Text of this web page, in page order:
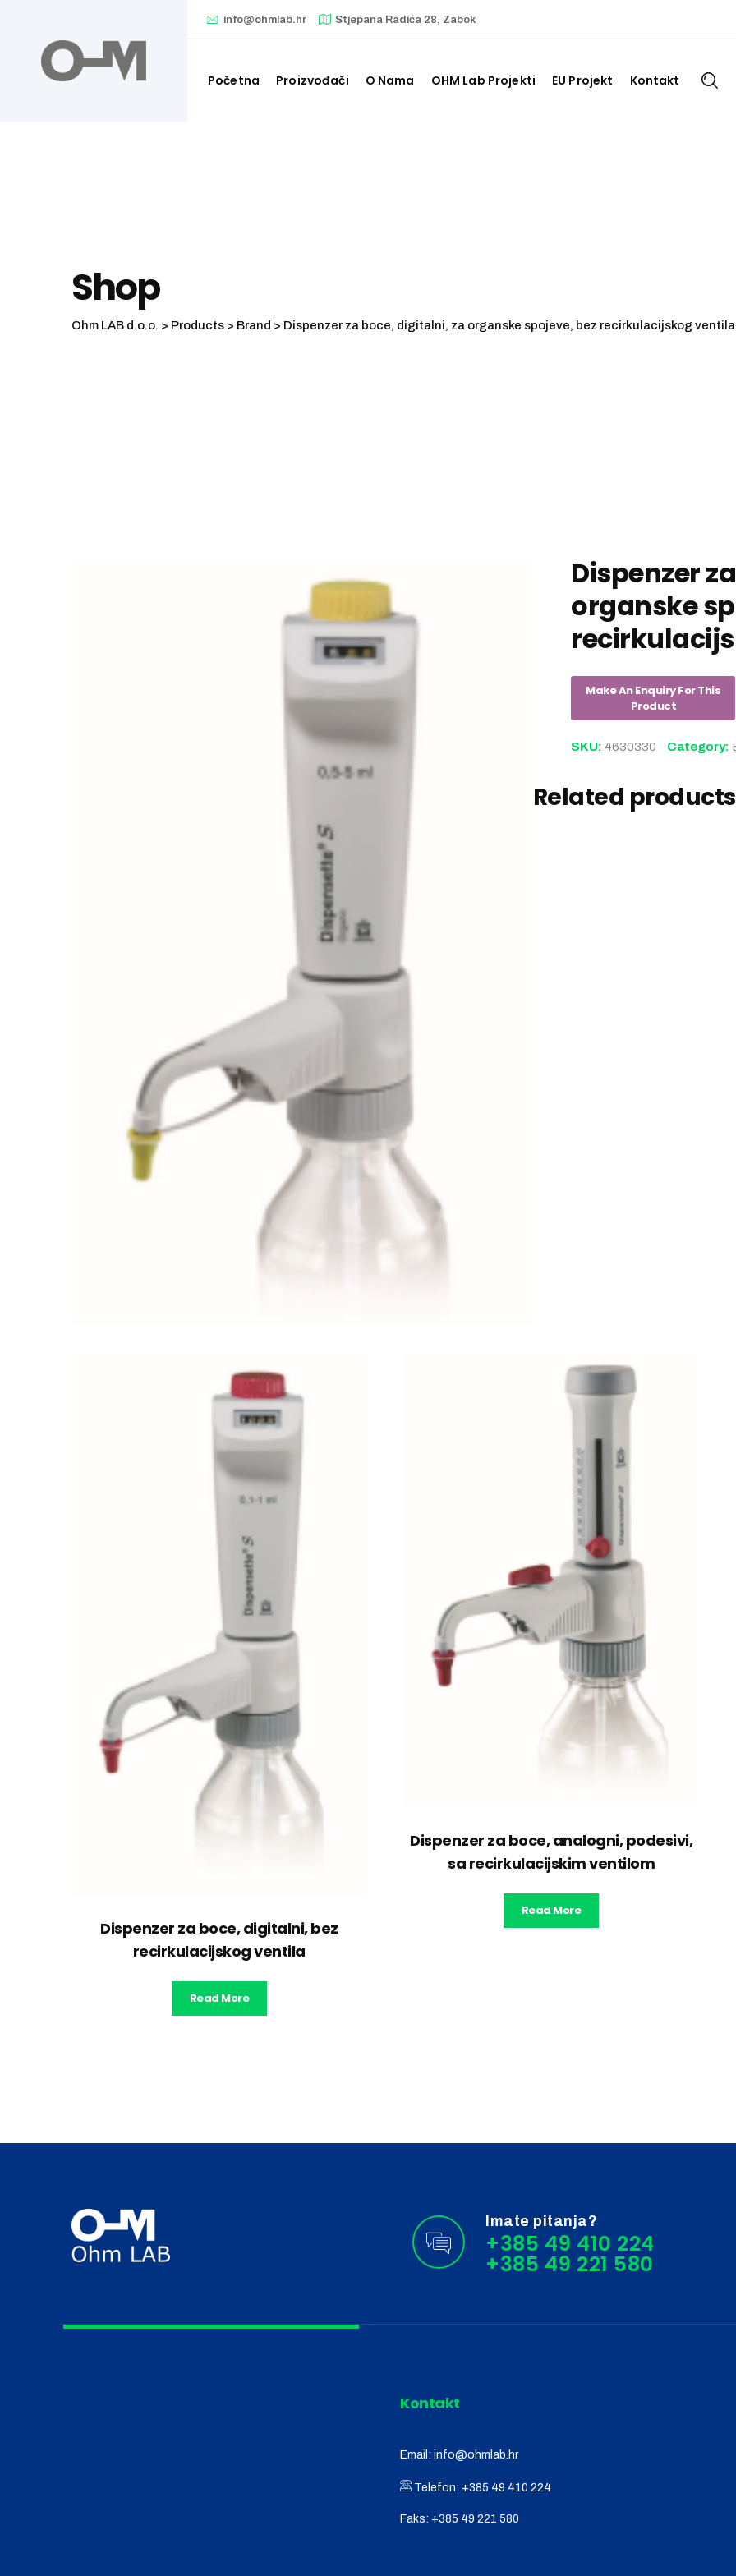
content
info@ohmlab.hr Stjepana Radića 28, Zabok
Početna Proizvođači O Nama OHM Lab Projekti EU Projekt Kontakt
Shop
Ohm LAB d.o.o. > Products > Brand > Dispenzer za boce, digitalni, za organske spojeve, bez recirkulacijskog ventila
Dispenzer
organske
SKU: 4630330 Category:
Related products
Dispenzer za boce, digitalni, bez
recirkulacijskog ventila
Read More
Dispenzer za boce, analogni, podesivi,
sa recirkulacijskim ventilom
Read More
Imate pitanja?
+385 49 410 224
Kontakt
Email: info@ohmlab.hr
Telefon: +385 49 410 224
Faks: +385 49 221 580